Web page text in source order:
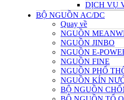
DỊCH VỤ
BỘ NGUỒN AC/DC
Quay về
NGUỒN
NGUỒN JINBO
NGUỒN E-
NGUỒN FINE
NGUỒN PHỔ
NGUỒN KÍN
BỘ NGUỒN